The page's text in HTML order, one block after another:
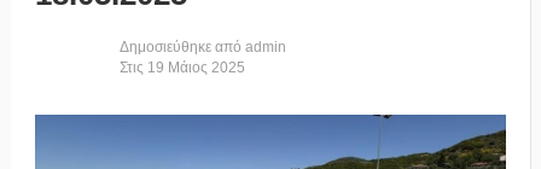
Δημοσιεύθηκε από admin
Στις 19 Μάιος 2025